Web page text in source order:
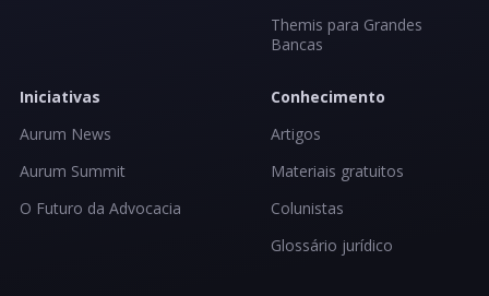
Themis para Grandes
Bancas
Iniciativas
Aurum News
Aurum Summit
O Futuro da Advocacia
Conhecimento
Artigos
Materiais gratuitos
Colunistas
Glossário jurídico